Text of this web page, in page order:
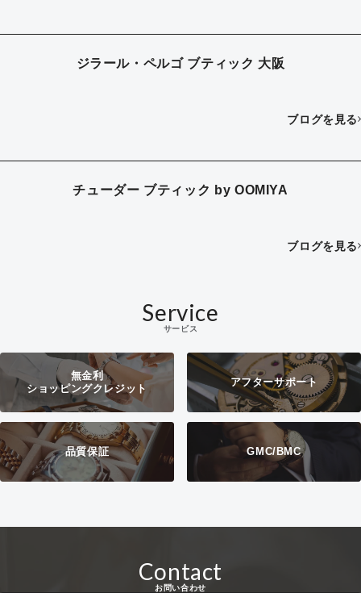
ジラール・ペルゴ ブティック 大阪
ブログを見る
チューダー ブティック by OOMIYA
ブログを見る
Service
サービス
無金利
ショッピングクレジット
アフターサポート
品質保証 GMC/BMC
Contact
お問い合わせ